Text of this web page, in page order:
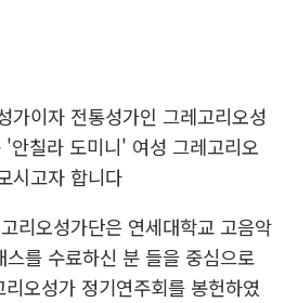
가이자 전통성가인 그레고리오성
안칠라 도미니' 여성 그레고리오
시고자 합니다
리오성가단은 연세대학교 고음악
를 수료하신 분 들을 중심으로
오성가 정기연주회를 봉헌하였